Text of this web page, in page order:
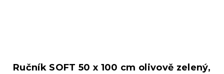
Ručník SOFT 50 x 100 cm olivově zelený,